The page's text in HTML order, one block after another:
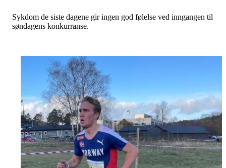
Sykdom de siste dagene gir ingen god følelse ved inngangen til
søndagens konkurranse.